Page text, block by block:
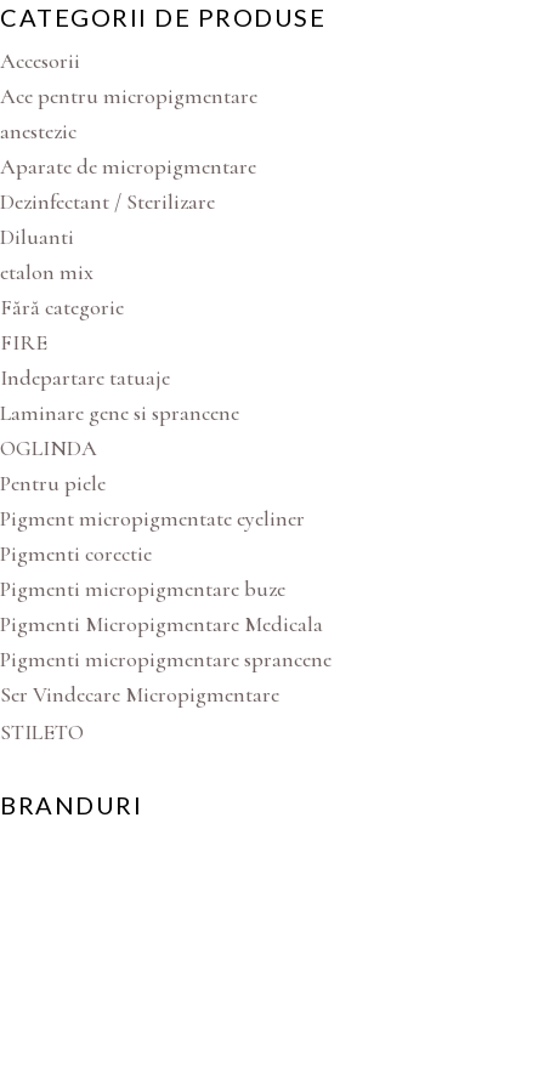
CATEGORII DE PRODUSE
Accesorii
Ace pentru micropigmentare
anestezic
Aparate de micropigmentare
Dezinfectant / Sterilizare
Diluanti
etalon mix
Fără categorie
FIRE
Indepartare tatuaje
Laminare gene si sprancene
OGLINDA
Pentru piele
Pigment micropigmentate eyeliner
Pigmenti corectie
Pigmenti micropigmentare buze
Pigmenti Micropigmentare Medicala
Pigmenti micropigmentare sprancene
Ser Vindecare Micropigmentare
STILETO
BRANDURI